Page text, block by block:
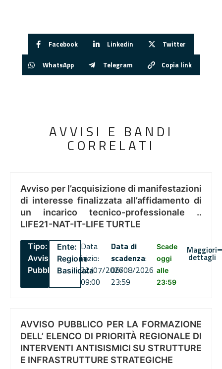
Facebook Linkedin Twitter
WhatsApp Telegram Copia link
AVVISI E BANDI
CORRELATI
Avviso per l’acquisizione di manifestazioni
di interesse finalizzata all’affidamento di
un incarico tecnico-professionale ..
LIFE21-NAT-IT-LIFE TURTLE
Tipo:
Avviso
Pubblico
Ente:
Regione
Basilicata
Data
inizio:
22/07/2026
09:00
Data di
scadenza:
06/08/2026
23:59
Scade
oggi
alle
23:59
Maggiori
dettagli
AVVISO PUBBLICO PER LA FORMAZIONE
DELL’ ELENCO DI PRIORITÀ REGIONALE DI
INTERVENTI ANTISISMICI SU STRUTTURE
E INFRASTRUTTURE STRATEGICHE